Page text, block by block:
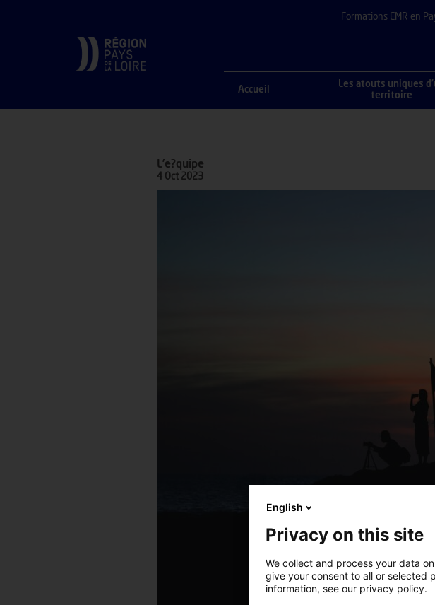
Formations EMR en
Accueil
Les atouts uniques
territoire
L’e?quipe
4 Oct 2023
English
Privacy on this site
We collect and process your data
give your consent to all or selected
information, see our privacy policy.